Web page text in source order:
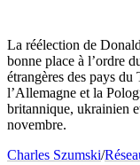
La réélection de
bonne place à l’ordre
étrangères des pays
l’Allemagne et la
britannique, ukrainien
novembre.
Charles Szumski/